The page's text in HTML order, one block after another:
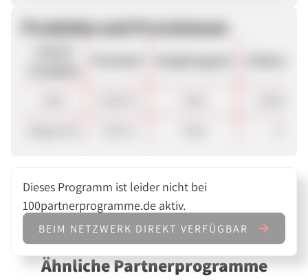
Produkte und Provisionen
Dieses Programm ist leider nicht bei
100partnerprogramme.de aktiv.
BEIM NETZWERK DIREKT VERFÜGBAR
Ähnliche Partnerprogramme